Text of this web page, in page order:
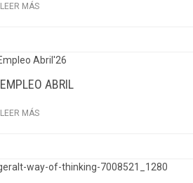
LEER MÁS
EMPLEO ABRIL
LEER MÁS